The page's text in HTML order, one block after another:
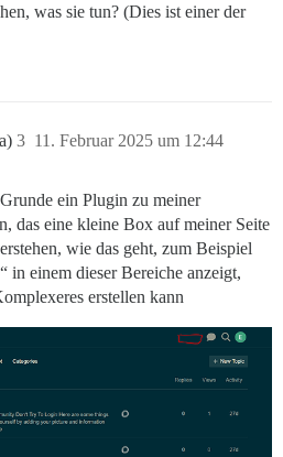
was sie tun? (Dies ist einer der
11. Februar 2025 um 12:44
3
ein Plugin zu meiner
das eine kleine Box auf meiner Seite
wie das geht, zum Beispiel
in einem dieser Bereiche anzeigt,
erstellen kann